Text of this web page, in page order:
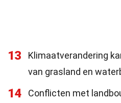
13
Klimaatverandering
van grasland en
14
Conflicten met